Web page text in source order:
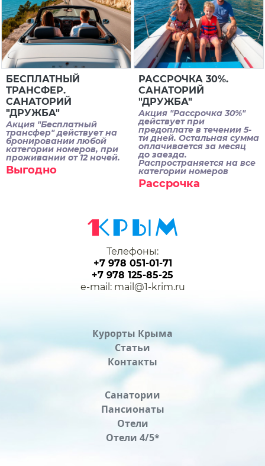
БЕСПЛАТНЫЙ
ТРАНСФЕР.
САНАТОРИЙ
"ДРУЖБА"
Акция "Бесплатный
трансфер" действует на
бронировании любой
категории номеров, при
проживании от 12 ночей.
Выгодно
РАССРОЧКА 30%.
САНАТОРИЙ
"ДРУЖБА"
Акция "Рассрочка 30%"
действует при
предоплате в течении 5-
ти дней. Остальная сумма
оплачивается за месяц
до заезда.
Распространяется на все
категории номеров
Рассрочка
Курорты Крыма
Статьи
Контакты
Санатории
Пансионаты
Отели
Отели 4/5*
Телефоны:
+7 978 051-01-71
+7 978 125-85-25
e-mail: mail@1-krim.ru